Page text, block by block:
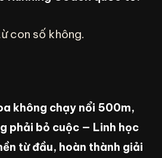
con số không.
không chạy nổi 500m,
phải bỏ cuộc — Linh học
từ đầu, hoàn thành giải